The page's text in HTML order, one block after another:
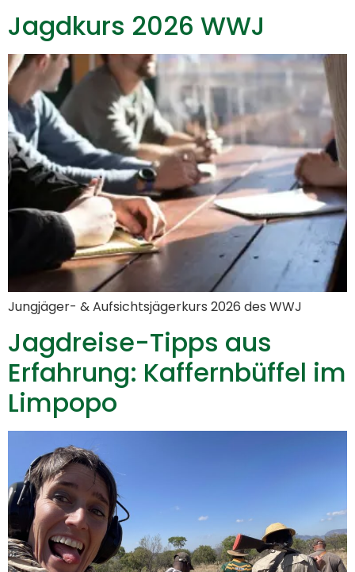
Jagdkurs 2026 WWJ
Jungjäger- & Aufsichtsjägerkurs 2026 des WWJ
Jagdreise-Tipps aus
Erfahrung: Kaffernbüffel im
Limpopo